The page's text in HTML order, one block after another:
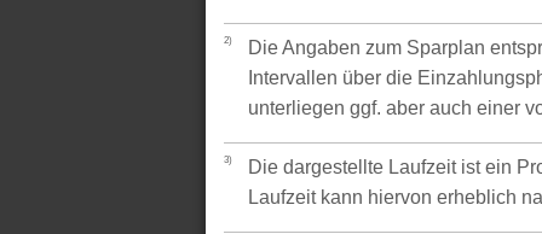
2)
Die Angaben zum Sparplan
Intervallen über die
unterliegen ggf. aber auch einer
3)
Die dargestellte Laufzeit ist ein
Laufzeit kann hiervon erheblich